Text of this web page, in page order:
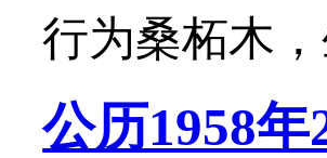
行为桑柘木
公历1958年